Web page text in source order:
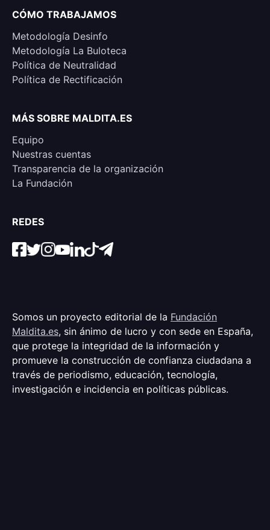
CÓMO TRABAJAMOS
Metodología Desinfo
Metodología La Buloteca
Política de Neutralidad
Política de Rectificación
MÁS SOBRE MALDITA.ES
Equipo
Nuestras cuentas
Transparencia de la organización
La Fundación
REDES
Somos un proyecto editorial de la Fundación
Maldita.es, sin ánimo de lucro y con sede en España,
que protege la integridad de la información y
promueve la construcción de confianza ciudadana a
través de periodismo, educación, tecnología,
investigación e incidencia en políticas públicas.